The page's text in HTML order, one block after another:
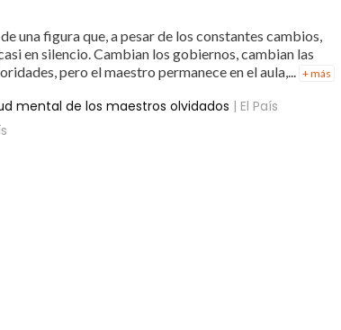
una figura que, a pesar de los constantes cambios,
en silencio. Cambian los gobiernos, cambian las
pero el maestro permanece en el aula,...
+ más
mental de los maestros olvidados | El País